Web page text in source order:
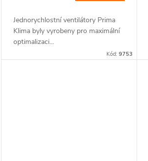
Jednorychlostní ventilátory Prima
Klima byly vyrobeny pro maximální
optimalizaci...
Kód:9753